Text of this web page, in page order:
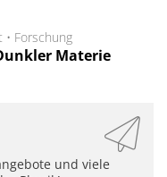
• Forschung
Materie
und viele